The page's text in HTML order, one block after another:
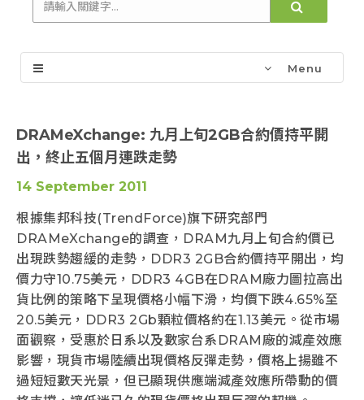
Menu
DRAMeXchange: 九月上旬2GB合約價持平開
出，終止五個月連跌走勢
14 September 2011
根據集邦科技(TrendForce)旗下研究部門
DRAMeXchange的調查，DRAM九月上旬合約價已
出現跌勢趨緩的走勢，DDR3 2GB合約價持平開出，均
價力守10.75美元，DDR3 4GB在DRAM廠力圖拉高出
貨比例的策略下呈現價格小幅下滑，均價下跌4.65%至
20.5美元，DDR3 2Gb顆粒價格約在1.13美元。從市場
面觀察，受惠於日系以及數家台系DRAM廠的減產效應
影響，現貨市場陸續出現價格反彈走勢，價格上揚雖不
過短短數天光景，但已顯現供應端減產效應所帶動的價